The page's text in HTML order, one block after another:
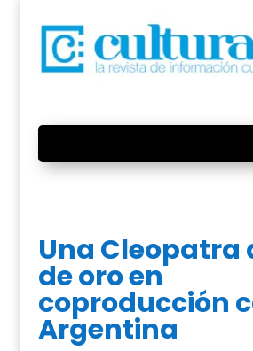
Una Cleopatra
de oro en
coproducción
Argentina